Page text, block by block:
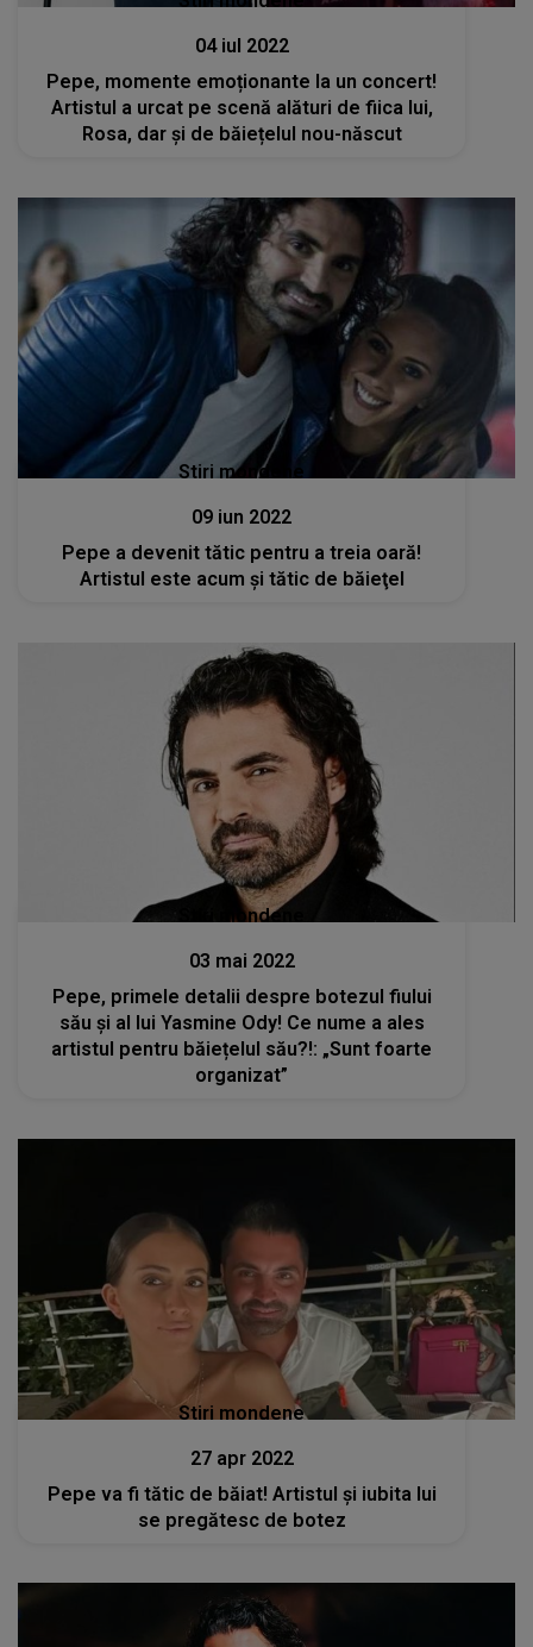
04 iul 2022
Pepe, momente emoționante la un concert!
Artistul a urcat pe scenă alături de fiica lui,
Rosa, dar și de băiețelul nou-născut
Stiri mondene
09 iun 2022
Pepe a devenit tătic pentru a treia oară!
Artistul este acum şi tătic de băieţel
Stiri mondene
03 mai 2022
Pepe, primele detalii despre botezul fiului
său și al lui Yasmine Ody! Ce nume a ales
artistul pentru băiețelul său?!: „Sunt foarte
organizat”
Stiri mondene
27 apr 2022
Pepe va fi tătic de băiat! Artistul și iubita lui
se pregătesc de botez